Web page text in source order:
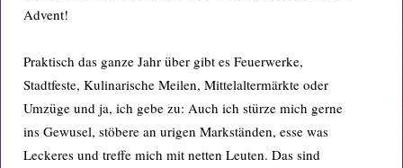
Advent!
Praktisch das ganze Jahr über gibt es Feuerwerke,
Stadtfeste, Kulinarische Meilen, Mittelaltermärkte oder
Umzüge und ja, ich gebe zu: Auch ich stürze mich gerne
ins Gewusel, stöbere an urigen Markständen, esse was
Leckeres und treffe mich mit netten Leuten. Das sind